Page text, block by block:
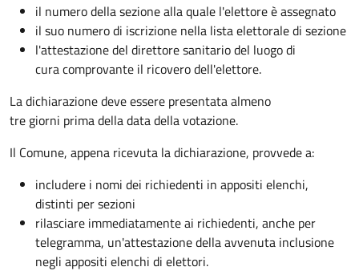
il numero della sezione alla quale l'elettore è assegnato
il suo numero di iscrizione nella lista elettorale di sezione
l'attestazione del direttore sanitario del luogo di
cura comprovante il ricovero dell'elettore.
La dichiarazione deve essere presentata almeno
tre giorni prima della data della votazione.
Il Comune, appena ricevuta la dichiarazione, provvede a:
includere i nomi dei richiedenti in appositi elenchi,
distinti per sezioni
rilasciare immediatamente ai richiedenti, anche per
telegramma, un'attestazione della avvenuta inclusione
negli appositi elenchi di elettori.